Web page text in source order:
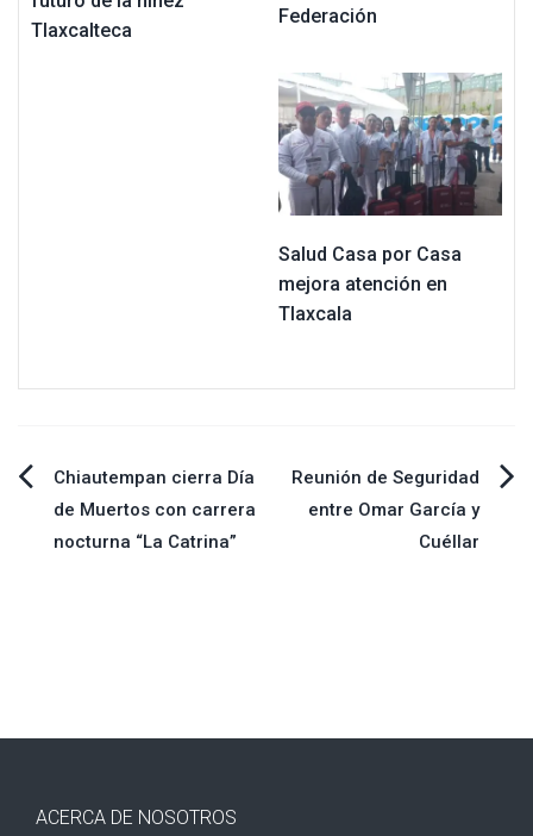
Tlaxcalteca
Federación
Salud Casa por Casa
mejora atención en
Tlaxcala
Navegación
de
Chiautempan cierra Día
de Muertos con carrera
nocturna “La Catrina”
Reunión de Seguridad
entre Omar García y
Cuéllar
ACERCA DE NOSOTROS